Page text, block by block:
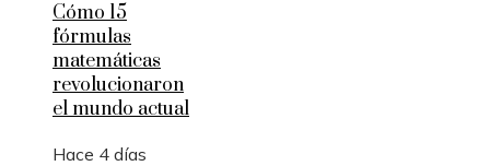
Cómo 15
fórmulas
matemáticas
revolucionaron
el mundo actual
Hace 4 días